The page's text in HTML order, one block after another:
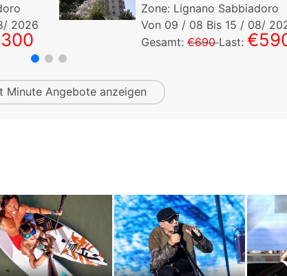
2026
Zone: Lignano Sabbiadoro
Von 11 / 08 Bis14 / 08/
Gesamt: €900Last:
MinuteAngebote anzeigen